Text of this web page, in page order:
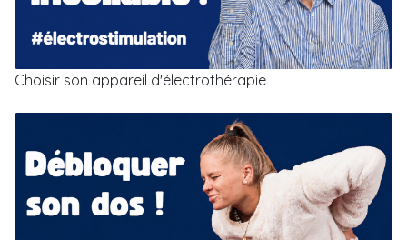
Choisir son appareil d'électrothérapie